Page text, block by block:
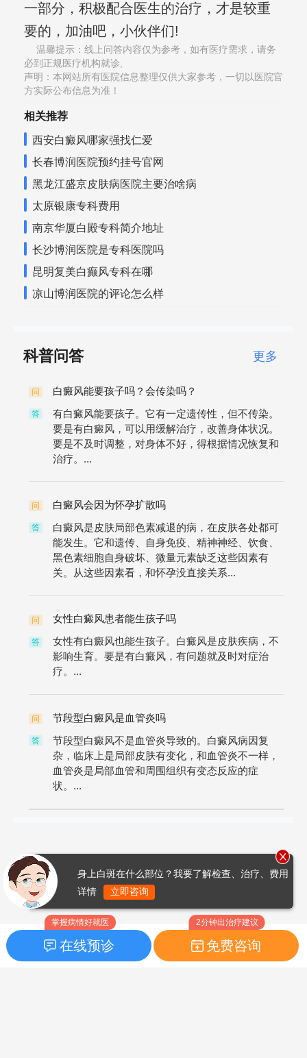
一部分，积极配合医生的治疗，才是较重
要的，加油吧，小伙伴们!
温馨提示：线上问答内容仅为参考，如有医疗需求，请务
必到正规医疗机构就诊,
声明：本网站所有医院信息整理仅供大家参考，一切以医院官
方实际公布信息为准！
相关推荐
西安白癜风哪家强找仁爱
长春博润医院预约挂号官网
黑龙江盛京皮肤病医院主要治啥病
太原银康专科费用
南京华厦白殿专科简介地址
长沙博润医院是专科医院吗
昆明复美白癫风专科在哪
凉山博润医院的评论怎么样
科普问答 更多
问 白癜风能要孩子吗？会传染吗？
答
有白癜风能要孩子。它有一定遗传性，但不传染。
要是有白癜风，可以用缓解治疗，改善身体状况。
要是不及时调整，对身体不好，得根据情况恢复和
治疗。...
问 白癜风会因为怀孕扩散吗
答
白癜风是皮肤局部色素减退的病，在皮肤各处都可
能发生。它和遗传、自身免疫、精神神经、饮食、
黑色素细胞自身破坏、微量元素缺乏这些因素有
关。从这些因素看，和怀孕没直接关系...
问 女性白癜风患者能生孩子吗
答
女性有白癜风也能生孩子。白癜风是皮肤疾病，不
影响生育。要是有白癜风，有问题就及时对症治
疗。...
问 节段型白癜风是血管炎吗
答
节段型白癜风不是血管炎导致的。白癜风病因复
杂，临床上是局部皮肤有变化，和血管炎不一样，
血管炎是局部血管和周围组织有变态反应的症
状。...
掌握病情好就医
在线预诊
2分钟出治疗建议
免费咨询
身上白斑在什么部位？我要了解检查、治疗、费用
详情
立即咨询